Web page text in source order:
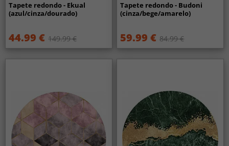
Tapete redondo - Ekual
(azul/cinza/dourado)
44.99 € 149.99 €
Tapete redondo - Budoni
(cinza/bege/amarelo)
59.99 € 84.99 €